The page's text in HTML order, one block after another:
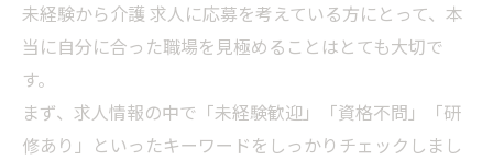
未経験から介護 求人に応募を考えている方にとって、本
当に自分に合った職場を見極めることはとても大切で
す。
まず、求人情報の中で「未経験歓迎」「資格不問」「研
修あり」といったキーワードをしっかりチェックしまし